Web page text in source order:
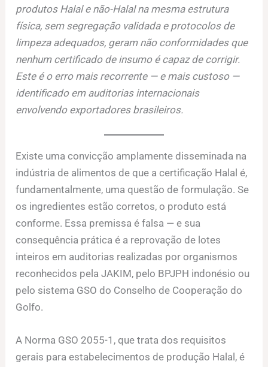
produtos Halal e não-Halal na mesma estrutura
física, sem segregação validada e protocolos de
limpeza adequados, geram não conformidades que
nenhum certificado de insumo é capaz de corrigir.
Este é o erro mais recorrente — e mais custoso —
identificado em auditorias internacionais
envolvendo exportadores brasileiros.
Existe uma convicção amplamente disseminada na
indústria de alimentos de que a certificação Halal é,
fundamentalmente, uma questão de formulação. Se
os ingredientes estão corretos, o produto está
conforme. Essa premissa é falsa — e sua
consequência prática é a reprovação de lotes
inteiros em auditorias realizadas por organismos
reconhecidos pela JAKIM, pelo BPJPH indonésio ou
pelo sistema GSO do Conselho de Cooperação do
Golfo.
A Norma GSO 2055-1, que trata dos requisitos
gerais para estabelecimentos de produção Halal, é